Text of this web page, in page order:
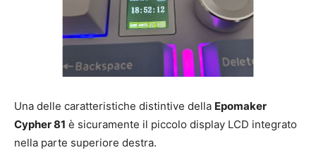
Una delle caratteristiche distintive della Epomaker
Cypher 81 è sicuramente il piccolo display LCD integrato
nella parte superiore destra.